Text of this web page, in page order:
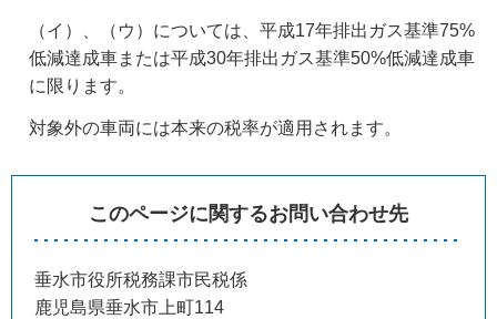
（イ）、（ウ）については、平成17年排出ガス基準75%
低減達成車または平成30年排出ガス基準50%低減達成車
に限ります。
対象外の車両には本来の税率が適用されます。
このページに関するお問い合わせ先
垂水市役所税務課市民税係
鹿児島県垂水市上町114